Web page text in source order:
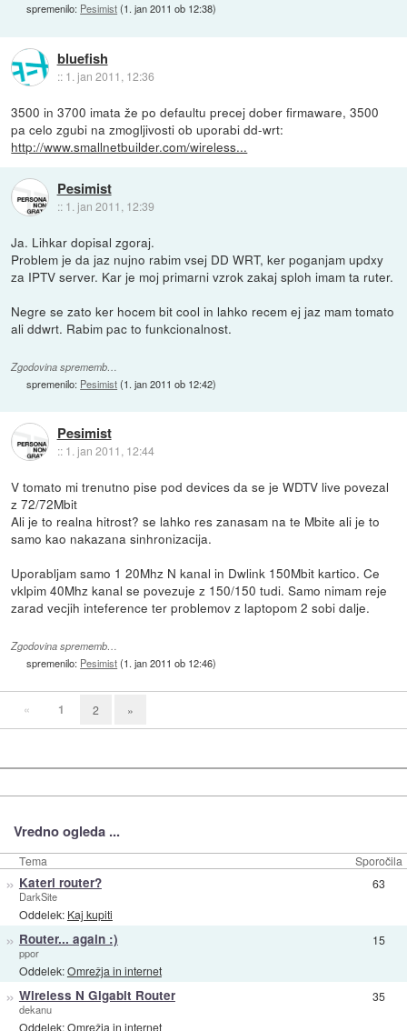
spremenilo: Pesimist(1. jan 2011 ob 12:38)
bluefish
:: 1. jan 2011, 12:36
3500 in 3700 imata že po defaultu precej dober firmaware, 3500
pa celo zgubi na zmogljivosti ob uporabi dd-wrt:
http://www.smallnetbuilder.com/wireless...
Pesimist
:: 1. jan 2011, 12:39
Ja. Lihkar dopisal zgoraj.
Problem je da jaz nujno rabim vsej DD WRT, ker poganjam updxy
za IPTV server. Kar je moj primarni vzrok zakaj sploh imam ta ruter.
Negre se zato ker hocem bit cool in lahko recem ej jaz mam tomato
ali ddwrt. Rabim pac to funkcionalnost.
Zgodovina sprememb…
spremenilo: Pesimist(1. jan 2011 ob 12:42)
Pesimist
:: 1. jan 2011, 12:44
V tomato mi trenutno pise pod devices da se je WDTV live povezal
z 72/72Mbit
Ali je to realna hitrost? se lahko res zanasam na te Mbite ali je to
samo kao nakazana sinhronizacija.
Uporabljam samo 1 20Mhz N kanal in Dwlink 150Mbit kartico. Ce
vklpim 40Mhz kanal se povezuje z 150/150 tudi. Samo nimam reje
zarad vecjih inteference ter problemov z laptopom 2 sobi dalje.
Zgodovina sprememb…
spremenilo: Pesimist(1. jan 2011 ob 12:46)
« 1 2 »
Vredno ogleda ...
Tema Sporočila
» Kateri router?
DarkSite
Oddelek: Kaj kupiti
63
» Router... again :)
ppor
Oddelek:Omrežja in internet
15
» Wireless N Gigabit Router
dekanu
Oddelek:Omrežja in internet
35